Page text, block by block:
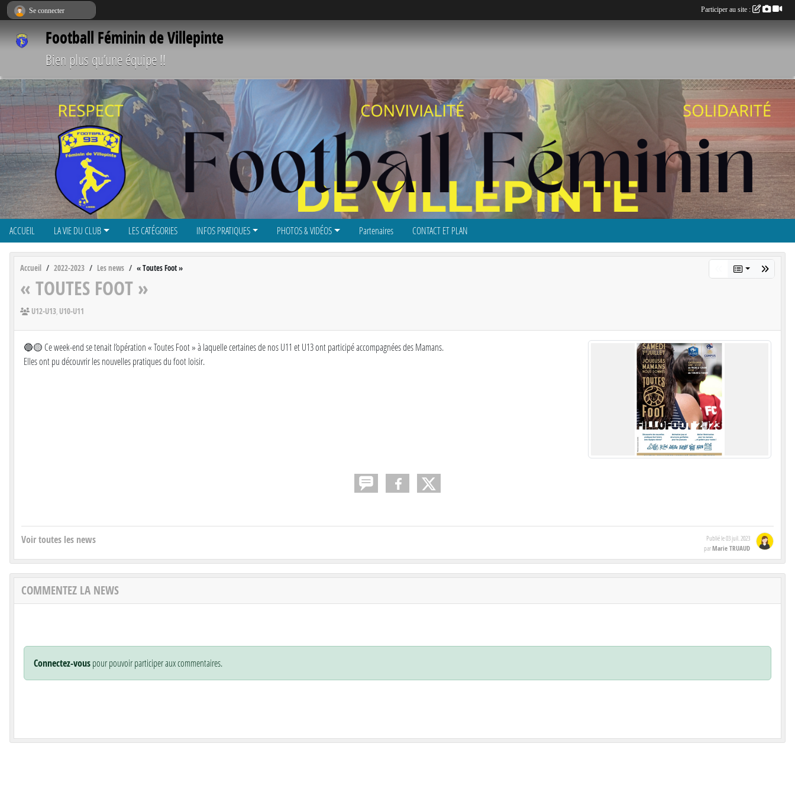
Football Féminin de Villepinte
Bien plus qu’une équipe !!
ACCUEIL LA VIE DU CLUB LES CATÉGORIES INFOS PRATIQUES PHOTOS & VIDÉOS Partenaires CONTACT ET PLAN
Accueil 2022-2023 Les news « Toutes Foot »
« TOUTES FOOT »
U12-U13 U10-U11
🔵🟡 Ce week-end se tenait l’opération « Toutes Foot » à laquelle certaines de nos U11 et U13 ont participé accompagnées des Mamans.
Elles ont pu découvrir les nouvelles pratiques du foot loisir.
Voir toutes les news Publié le03 juil. 2023
parMarie TRUAUD
COMMENTEZ LA NEWS
Connectez-vouspour pouvoir participer aux commentaires.
Se connecter Participer au site :
Panneau de gestion des cookies